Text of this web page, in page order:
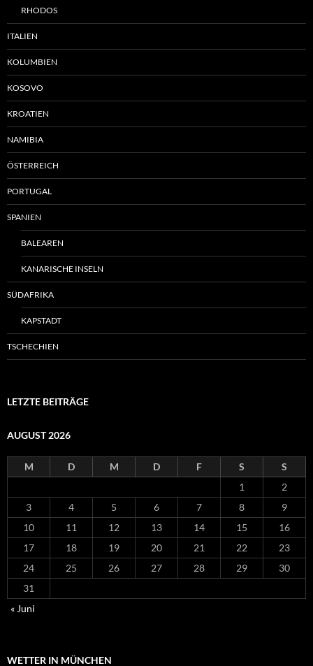
RHODOS
ITALIEN
KOLUMBIEN
KOSOVO
KROATIEN
NAMIBIA
ÖSTERREICH
PORTUGAL
SPANIEN
BALEAREN
KANARISCHE INSELN
SÜDAFRIKA
KAPSTADT
TSCHECHIEN
LETZTE BEITRÄGE
AUGUST 2026
M D M D F S
S
1
2
3
4 5 6 7 8
9
10
11 12 13 14 15
16
17
18 19 20 21 22
23
24
25 26 27 28 29
30
31
« Juni
WETTER IN MÜNCHEN